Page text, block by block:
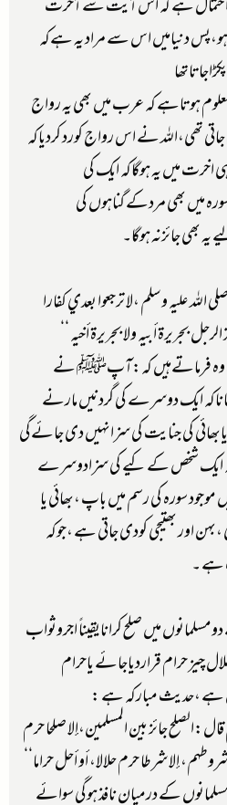
دنیامیں اس سے مراد یہ ہےکہ
ہوتاہے کہ عرب میں بھی یہ رواج
تھی،اللہ نے اس رواج کورد کردیاکہ
اخرت میں یہ ہوگاکہ ایک کی
میں بھی مردکے گناہوں کی
بھی جائزنہ ہوگا۔
عليه و سلم ،لا ترجعوا بعدي كفارا
بجريرة أبيه ولا بجريرة أخيه ‘‘
وہ فرماتےہیں کہ:آپﷺ نے
ایک دوسرے کی گردنیں مارنے
کی جنایت کی سزانہیں دی جائےگی
ایک شخص کے کیے کی سزادوسرے
سورہ کی رسم میں باپ ،بھائی یا
اور بھتیجی کودی جاتی ہے ،جوکہ
ہے ۔
میں صلح کرانایقیناً اجروثواب
چیز حرام قراردیاجائے یاحرام
ہے ،حدیث مبارکہ ہے :
جائز بين المسلمين،إلا صلحا حرم
إلا شرطا حرم حلالا، أو أحل حراما‘‘
کے درمیان نافذ ہوگی سوائے